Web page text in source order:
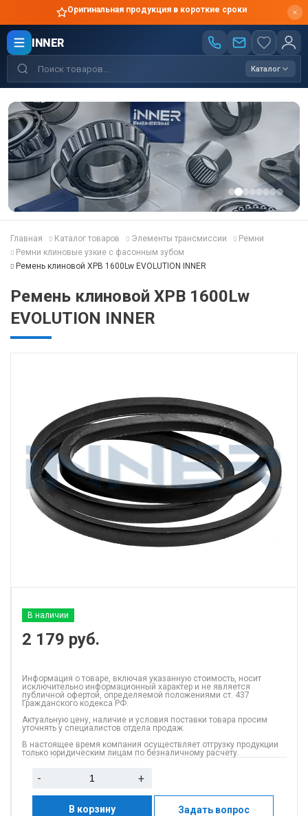
Оригинальная продукция в короткие сроки
INNER
Каталог
Главная Каталог товаров Элементы трансмиссии
Ремни
Ремни клиновые узкие с фасонным зубом
Ремень клиновой XPB 1600Lw EVOLUTION INNER
Ремень клиновой XPB 1600Lw
EVOLUTION INNER
В наличии
2 179 руб.
Информация о товаре, включая указанную стоимость, носит
исключительно информационный характер и не является
публичной офертой, определяемой положениями ст. 437
Гражданского кодекса РФ.
Актуальную цену, наличие и условия поставки товара просим
уточнять у специалистов отдела продаж.
В настоящее время компания осуществляет отгрузку продукции
только юридическим лицам по безналичному расчету.
- +
В корзину Задать вопрос